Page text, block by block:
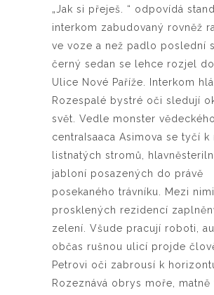
„Jak si přeješ. “ odpovídá
interkom zabudovaný rovněž
ve voze a než padlo poslední
černý sedan se lehce rozjel
Ulice Nové Paříže. Interkom
Rozespalé bystré oči sledují
svět. Vedle monster vědeckého
centraIsaaca Asimova se tyčí k
listnatých stromů,
jabloní posazených do právě
posekaného trávníku. Mezi
prosklených rezidencí
zelení. Všude pracují roboti,
občas rušnou ulicí projde
Petrovi oči zabrousí k
Rozeznává obrys moře, matně